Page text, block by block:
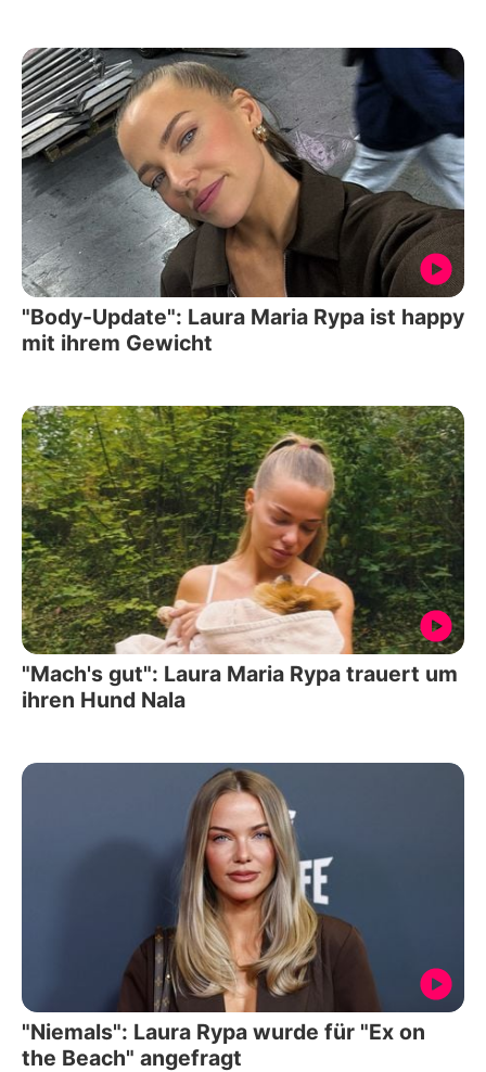
"Body-Update": Laura Maria Rypa ist happy
mit ihrem Gewicht
"Mach's gut": Laura Maria Rypa trauert um
ihren Hund Nala
"Niemals": Laura Rypa wurde für "Ex on
the Beach" angefragt